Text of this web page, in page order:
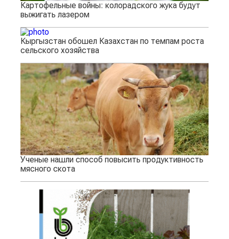
Картофельные войны: колорадского жука будут
выжигать лазером
Кыргызстан обошел Казахстан по темпам роста
сельского хозяйства
Ученые нашли способ повысить продуктивность
мясного скота